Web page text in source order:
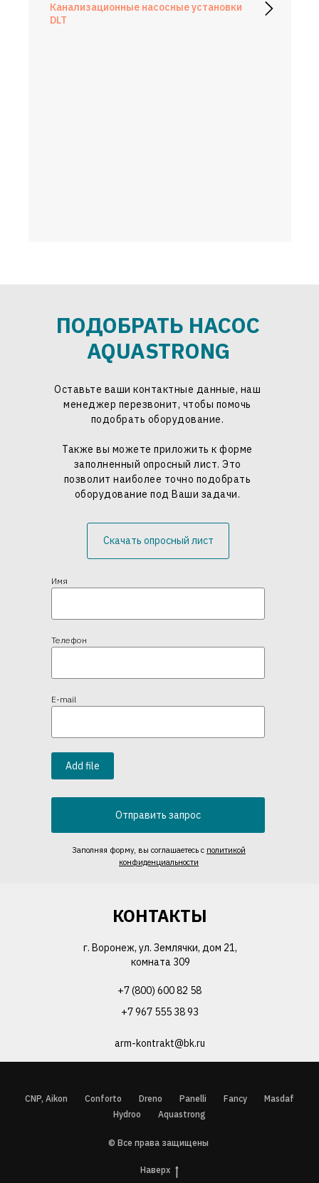
Канализационные насосные установки
DLT
ПОДОБРАТЬ НАСОС
AQUASTRONG
Оставьте ваши контактные данные, наш
менеджер перезвонит, чтобы помочь
подобрать оборудование.
Также вы можете приложить к форме
заполненный опросный лист. Это
позволит наиболее точно подобрать
оборудование под Ваши задачи.
Имя
Телефон
E-mail
Add file
Отправить запрос
Скачать опросный лист
Заполняя форму, вы соглашаетесь с политикой
конфиденциальности
arm-kontrakt@bk.ru
+7 (800) 600 82 58
+7 967 555 38 93
г. Воронеж, ул. Землячки, дом 21,
комната 309
КОНТАКТЫ
CNP, Aikon Conforto Dreno Panelli Fancy
Masdaf
Hydroo
Aquastrong
© Все права защищены
Наверх